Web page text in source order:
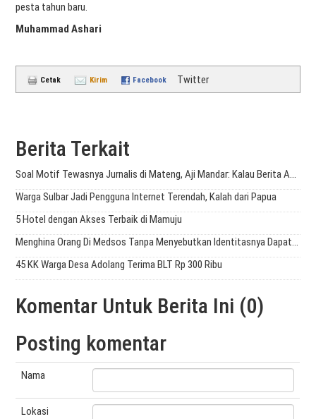
pesta tahun baru.
Muhammad Ashari
Cetak Kirim Facebook Twitter
Berita Terkait
Soal Motif Tewasnya Jurnalis di Mateng, Aji Mandar: Kalau Berita Akan Jadi Sejarah di Sulbar
Warga Sulbar Jadi Pengguna Internet Terendah, Kalah dari Papua
5 Hotel dengan Akses Terbaik di Mamuju
Menghina Orang Di Medsos Tanpa Menyebutkan Identitasnya Dapat Dipidana?
45 KK Warga Desa Adolang Terima BLT Rp 300 Ribu
Komentar Untuk Berita Ini (0)
Posting komentar
Nama
Lokasi